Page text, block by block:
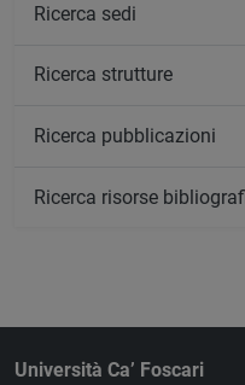
Ricerca sedi
Ricerca strutture
Ricerca pubblicazioni
Ricerca risorse
Università Ca’ Foscari